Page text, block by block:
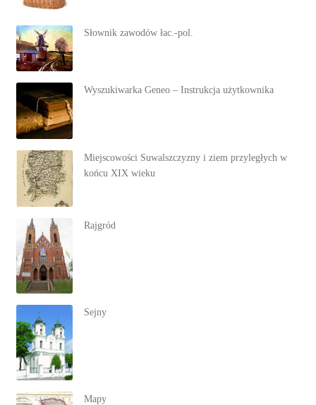
Słownik zawodów łac.-pol.
Wyszukiwarka Geneo – Instrukcja użytkownika
Miejscowości Suwalszczyzny i ziem przyległych w
końcu XIX wieku
Rajgród
Sejny
Mapy